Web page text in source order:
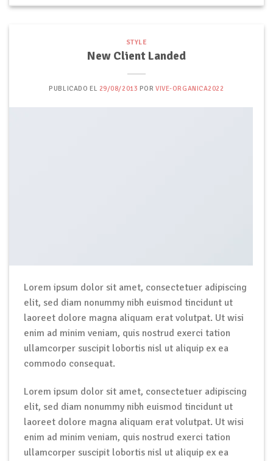
STYLE
New Client Landed
PUBLICADO EL 29/08/2013 PORVIVE-ORGANICA2022
Lorem ipsum dolor sit amet, consectetuer adipiscing
elit, sed diam nonummy nibh euismod tincidunt ut
laoreet dolore magna aliquam erat volutpat. Ut wisi
enim ad minim veniam, quis nostrud exerci tation
ullamcorper suscipit lobortis nisl ut aliquip ex ea
commodo consequat.
Lorem ipsum dolor sit amet, consectetuer adipiscing
elit, sed diam nonummy nibh euismod tincidunt ut
laoreet dolore magna aliquam erat volutpat. Ut wisi
enim ad minim veniam, quis nostrud exerci tation
ullamcorper suscipit lobortis nisl ut aliquip ex ea